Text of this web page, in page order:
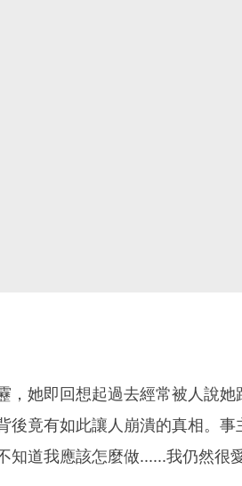
，她即回想起過去經常被人說她
後竟有如此讓人崩潰的真相。事
道我應該怎麼做......我仍然很